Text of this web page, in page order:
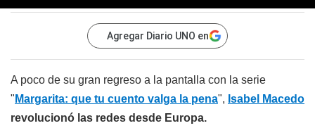
Agregar Diario UNO en
A poco de su gran regreso a la pantalla con la serie
" Margarita: que tu cuento valga la pena", Isabel Macedo
revolucionó las redes desde Europa.